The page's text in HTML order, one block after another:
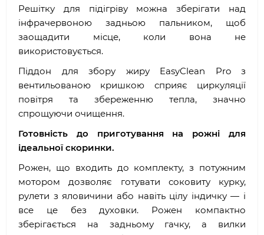
Решітку для підігріву можна зберігати над
інфрачервоною задньою пальником, щоб
заощадити місце, коли вона не
використовується.
Піддон для збору жиру EasyClean Pro з
вентильованою кришкою сприяє циркуляції
повітря та збереженню тепла, значно
спрощуючи очищення.
Готовність до приготування на рожні для
ідеальної скоринки.
Рожен, що входить до комплекту, з потужним
мотором дозволяє готувати соковиту курку,
рулети з яловичини або навіть цілу індичку — і
все це без духовки. Рожен компактно
зберігається на задньому гачку, а вилки